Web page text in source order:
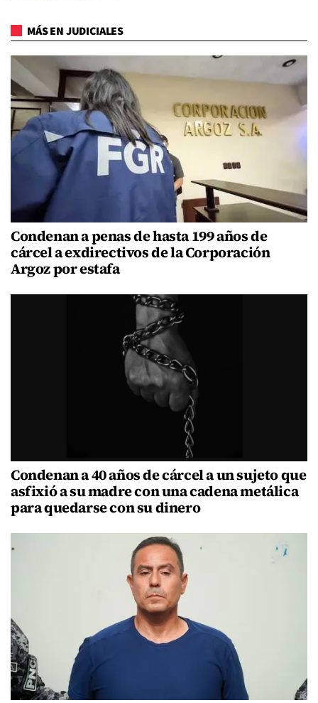
MÁS EN JUDICIALES
Condenan a penas de hasta 199 años de
cárcel a exdirectivos de la Corporación
Argoz por estafa
Condenan a 40 años de cárcel a un sujeto que
asfixió a su madre con una cadena metálica
para quedarse con su dinero